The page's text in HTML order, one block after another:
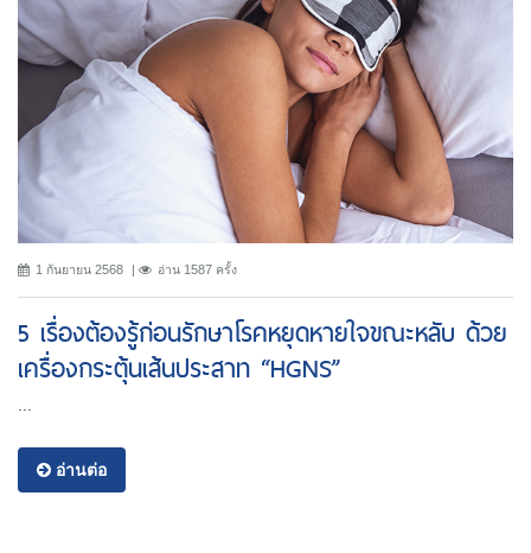
1 กันยายน 2568 อ่าน 1587 ครั้ง
5 เรื่องต้องรู้ก่อนรักษาโรคหยุดหายใจขณะหลับ ด้วย
เครื่องกระตุ้นเส้นประสาท “HGNS”
อ่านต่อ